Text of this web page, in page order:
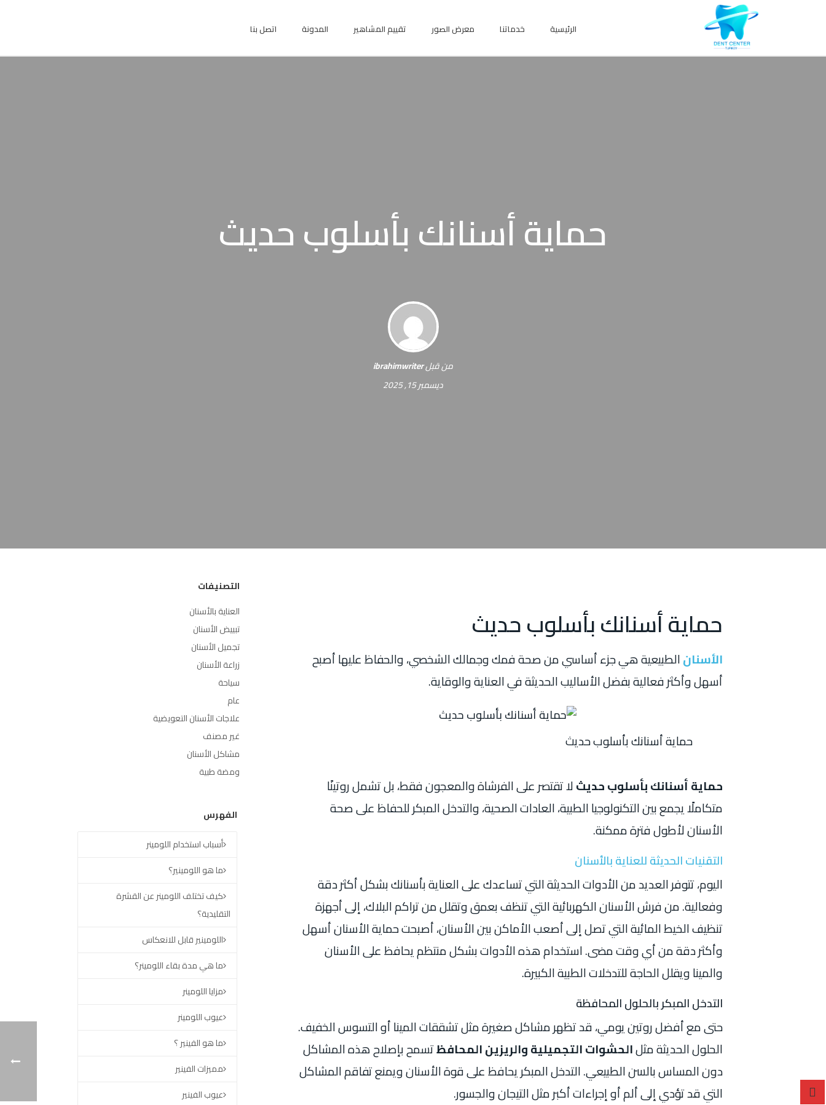
الرئيسية خدماتنا معرض الصور تقييم المشاهير المدونة اتصل بنا
حماية أسنانك بأسلوب حديث
من قبلibrahimwriter
ديسمبر 15, 2025
حماية أسنانك بأسلوب حديث
الأسنانالطبيعية هي جزء أساسي من صحة فمك وجمالك الشخصي، والحفاظ عليها أصبح
أسهل وأكثر فعالية بفضل الأساليب الحديثة في العناية والوقاية.
حماية أسنانك بأسلوب حديث
حماية أسنانك بأسلوب حديثلا تقتصر على الفرشاة والمعجون فقط، بل تشمل روتينًا
متكاملًا يجمع بين التكنولوجيا الطبية، العادات الصحية، والتدخل المبكر للحفاظ على صحة
الأسنان لأطول فترة ممكنة.
التقنيات الحديثة للعناية بالأسنان
اليوم، تتوفر العديد من الأدوات الحديثة التي تساعدك على العناية بأسنانك بشكل أكثر دقة
وفعالية. من فرش الأسنان الكهربائية التي تنظف بعمق وتقلل من تراكم البلاك، إلى أجهزة
تنظيف الخيط المائية التي تصل إلى أصعب الأماكن بين الأسنان، أصبحت حماية الأسنان أسهل
وأكثر دقة من أي وقت مضى. استخدام هذه الأدوات بشكل منتظم يحافظ على الأسنان
والمينا ويقلل الحاجة للتدخلات الطبية الكبيرة.
التدخل المبكر بالحلول المحافظة
حتى مع أفضل روتين يومي، قد تظهر مشاكل صغيرة مثل تشققات المينا أو التسوس الخفيف.
الحلول الحديثة مثلالحشوات التجميلية والريزين المحافظتسمح بإصلاح هذه المشاكل
دون المساس بالسن الطبيعي. التدخل المبكر يحافظ على قوة الأسنان ويمنع تفاقم المشاكل
التي قد تؤدي إلى ألم أو إجراءات أكبر مثل التيجان والجسور.
التصنيفات
العناية بالأسنان
تبييض الأسنان
تجميل الأسنان
زراعة الأسنان
سياحة
عام
علاجات الأسنان التعويضية
غير مصنف
مشاكل الأسنان
ومضة طبية
الفهرس
أسباب استخدام اللومينر
ما هو اللومينير؟
كيف تختلف اللومينر عن القشرة
التقليدية؟
اللومينير قابل للانعكاس
ما هي مدة بقاء اللومينر؟
مزايا اللومينر
عيوب اللومينر
ما هو الفينير ؟
مميزات الفينير
عيوب الفينير